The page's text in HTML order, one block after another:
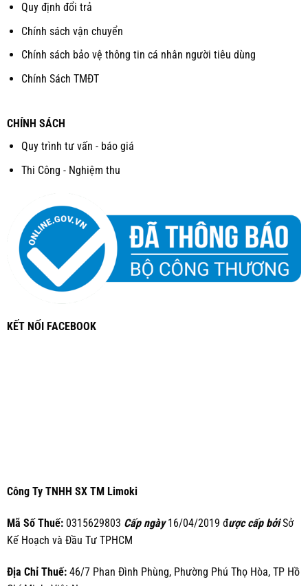
Quy định đổi trả
Chính sách vận chuyển
Chính sách bảo vệ thông tin cá nhân người tiêu dùng
Chính Sách TMĐT
CHÍNH SÁCH
Quy trình tư vấn - báo giá
Thi Công - Nghiệm thu
KẾT NỐI FACEBOOK
Công Ty TNHH SX TM Limoki
Mã Số Thuế:0315629803 Cấp ngày16/04/2019 được cấp bởiSở
Kế Hoạch và Đầu Tư TPHCM
Địa Chỉ Thuế:46/7 Phan Đình Phùng, Phường Phú Thọ Hòa, TP Hồ